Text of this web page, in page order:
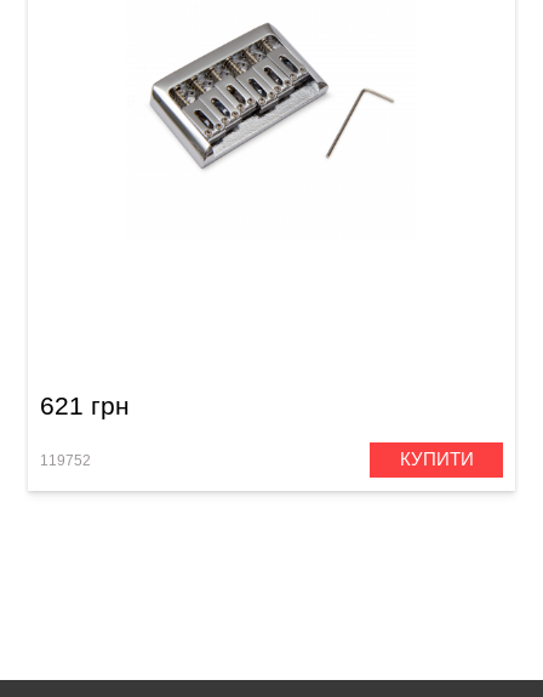
621 грн
119752 КУПИТИ